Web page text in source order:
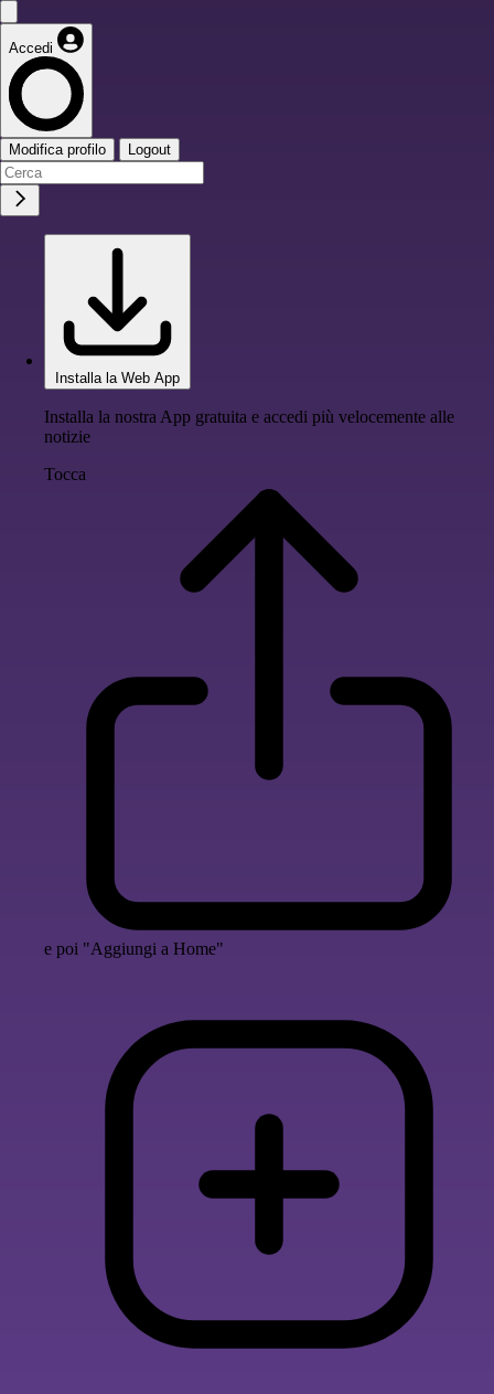
Accedi
Modifica profilo Logout
Installa la Web App
Installa la nostra App gratuita e accedi più velocemente alle
notizie
Tocca
e poi "Aggiungi a Home"